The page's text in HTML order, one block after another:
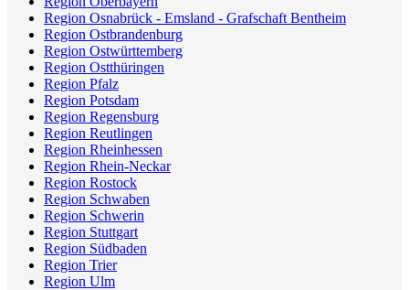
Region Osnabrück - Emsland - Grafschaft Bentheim
Region Ostbrandenburg
Region Ostwürttemberg
Region Ostthüringen
Region Pfalz
Region Potsdam
Region Regensburg
Region Reutlingen
Region Rheinhessen
Region Rhein-Neckar
Region Rostock
Region Schwaben
Region Schwerin
Region Stuttgart
Region Südbaden
Region Trier
Region Ulm